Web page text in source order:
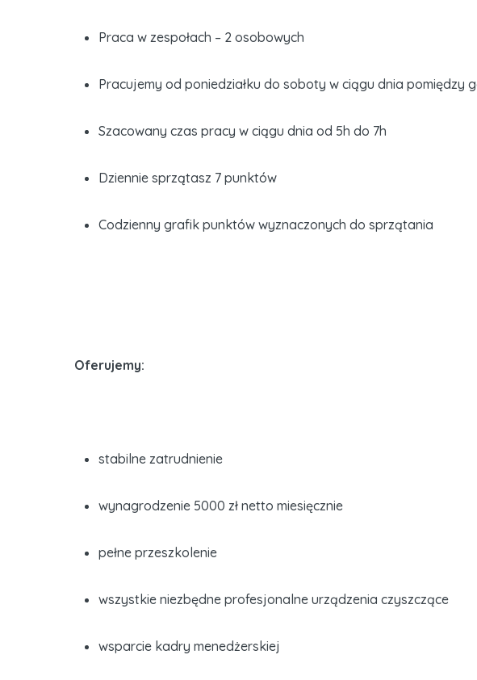
Praca w zespołach – 2 osobowych
Pracujemy od poniedziałku do soboty w ciągu dnia pomiędzy
Szacowany czas pracy w ciągu dnia od 5h do 7h
Dziennie sprzątasz 7 punktów
Codzienny grafik punktów wyznaczonych do sprzątania
Oferujemy:
stabilne zatrudnienie
wynagrodzenie 5000 zł netto miesięcznie
pełne przeszkolenie
wszystkie niezbędne profesjonalne urządzenia czyszczące
wsparcie kadry menedżerskiej